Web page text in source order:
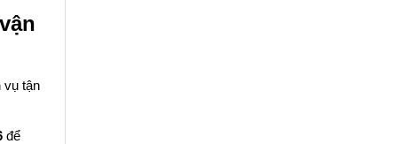
vụ tận
để